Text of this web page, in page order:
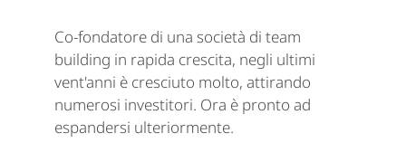
Co-fondatore di una società di team
building in rapida crescita, negli ultimi
vent'anni è cresciuto molto, attirando
numerosi investitori. Ora è pronto ad
espandersi ulteriormente.